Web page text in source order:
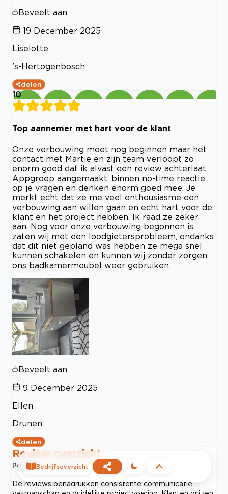
Beveelt aan
19 December 2025
Liselotte
's-Hertogenbosch
delen
10
Top aannemer met hart voor de klant
Onze verbouwing moet nog beginnen maar het
contact met Martie en zijn team verloopt zo
enorm goed dat ik alvast een review achterlaat.
Appgroep aangemaakt, binnen no-time reactie
op je vragen en denken enorm goed mee. Je
merkt echt dat ze me veel enthousiasme een
verbouwing aan willen gaan en echt hart voor de
klant en het project hebben. Ik raad ze zeker
aan. Nog voor onze verbouwing begonnen is
zaten wij met een loodgietersprobleem, ondanks
dat dit niet gepland was hebben ze mega snel
kunnen schakelen en kunnen wij zonder zorgen
ons badkamermeubel weer gebruiken.
Beveelt aan
9 December 2025
Ellen
Drunen
delen
Review overzicht
Positief sentiment97%
De reviews benadrukken consistente communicatie,
Bedrijfsoverzicht